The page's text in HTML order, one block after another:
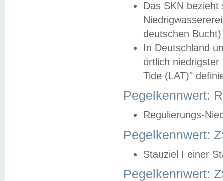
Das SKN
deutschen
In Deutschland
örtlich
Tide (LAT)"
Pegelkennwert:
Regulierungs-
Pegelkennwert:
Stauziel I einer
Pegelkennwert: